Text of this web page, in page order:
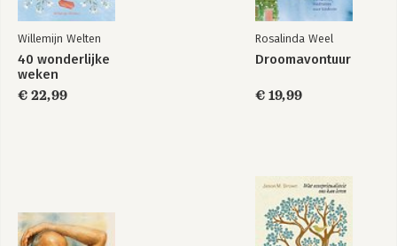
Willemijn Welten
40 wonderlijke
weken
€ 22,99
Rosalinda Weel
Droomavontuur
€ 19,99